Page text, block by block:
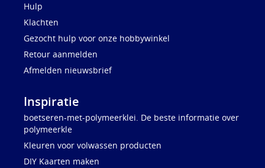
Hulp
Klachten
Gezocht hulp voor onze hobbywinkel
Retour aanmelden
Afmelden nieuwsbrief
Inspiratie
boetseren-met-polymeerklei. De beste informatie over
polymeerkle
Kleuren voor volwassen producten
DIY Kaarten maken